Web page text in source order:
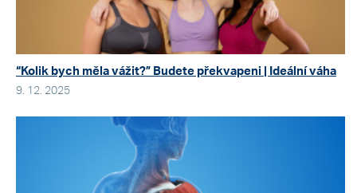
“Kolik bych měla vážit?” Budete překvapeni | Ideální váha
9. 12. 2025